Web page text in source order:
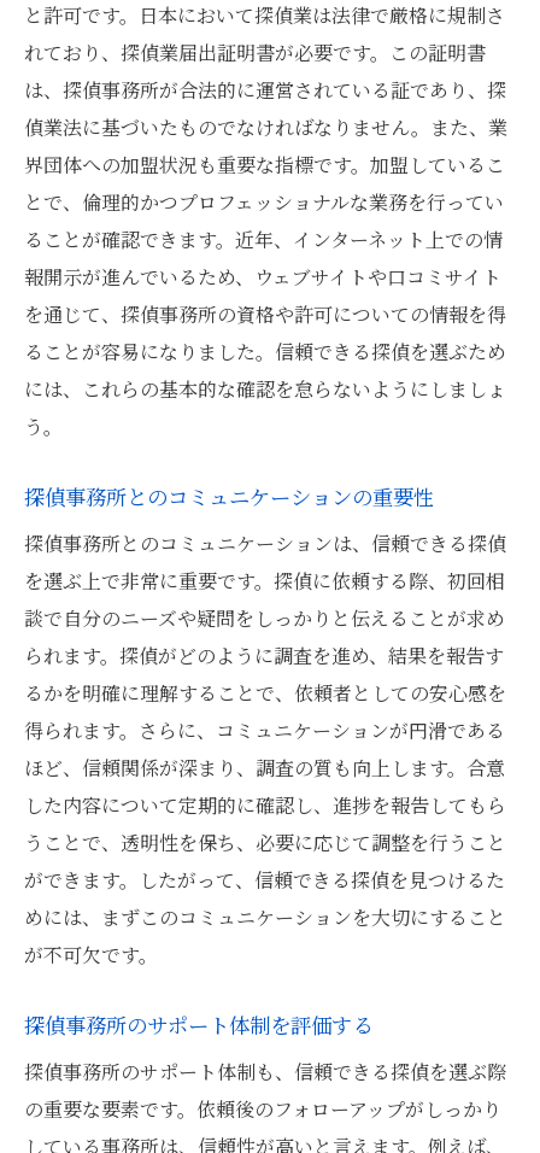
と許可です。日本において探偵業は法律で厳格に規制さ
れており、探偵業届出証明書が必要です。この証明書
は、探偵事務所が合法的に運営されている証であり、探
偵業法に基づいたものでなければなりません。また、業
界団体への加盟状況も重要な指標です。加盟しているこ
とで、倫理的かつプロフェッショナルな業務を行ってい
ることが確認できます。近年、インターネット上での情
報開示が進んでいるため、ウェブサイトや口コミサイト
を通じて、探偵事務所の資格や許可についての情報を得
ることが容易になりました。信頼できる探偵を選ぶため
には、これらの基本的な確認を怠らないようにしましょ
う。
探偵事務所とのコミュニケーションの重要性
探偵事務所とのコミュニケーションは、信頼できる探偵
を選ぶ上で非常に重要です。探偵に依頼する際、初回相
談で自分のニーズや疑問をしっかりと伝えることが求め
られます。探偵がどのように調査を進め、結果を報告す
るかを明確に理解することで、依頼者としての安心感を
得られます。さらに、コミュニケーションが円滑である
ほど、信頼関係が深まり、調査の質も向上します。合意
した内容について定期的に確認し、進捗を報告してもら
うことで、透明性を保ち、必要に応じて調整を行うこと
ができます。したがって、信頼できる探偵を見つけるた
めには、まずこのコミュニケーションを大切にすること
が不可欠です。
探偵事務所のサポート体制を評価する
探偵事務所のサポート体制も、信頼できる探偵を選ぶ際
の重要な要素です。依頼後のフォローアップがしっかり
している事務所は、信頼性が高いと言えます。例えば、